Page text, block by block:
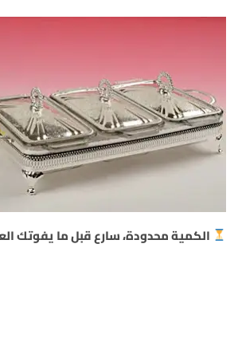
الكمية محدودة، سارع قبل ما يفوتك